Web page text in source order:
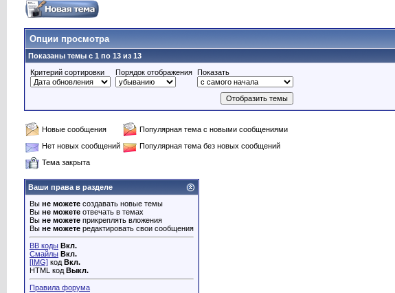
Опции просмотра
Показаны темы с 1 по 13 из 13
Критерий сортировки
Порядок отображения Показать
Новые сообщения
Популярная тема с новыми сообщениями
Нет новых сообщений
Популярная тема без новых сообщений
Тема закрыта
Ваши права в разделе
Вы не можете создавать новые темы
Вы не можете отвечать в темах
Вы не можете прикреплять вложения
Вы не можете редактировать свои сообщения
BB коды Вкл.
Смайлы Вкл.
[IMG] код Вкл.
HTML код Выкл.
Правила форума